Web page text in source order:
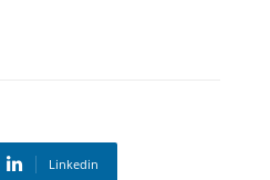
Linkedin